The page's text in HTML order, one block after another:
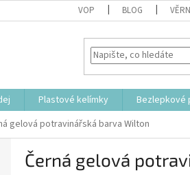
VOP BLOG
Plastové kelímky Bezlepkové
gelová potravinářská barva Wilton
Černá gelová